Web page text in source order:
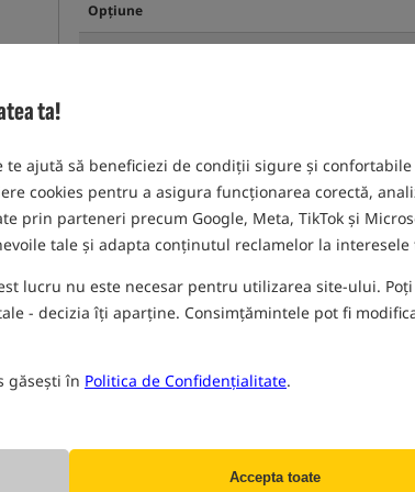
ta!
te ajută să beneficiezi de condiții sigure și
cookies pentru a asigura funcționarea corectă,
prin parteneri precum Google, Meta, TikTok și
tale și adapta conținutul reclamelor la interesele
lucru nu este necesar pentru utilizarea site-ului. Poți
- decizia îți aparține. Consimțămintele pot fi
găsești în Politica de Confidențialitate.
Accepta toate
Opțiune
PRODUS